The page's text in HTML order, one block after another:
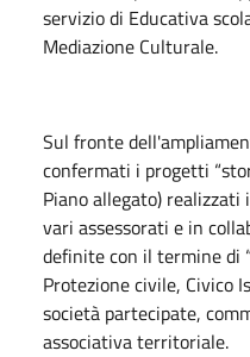
servizio di Educativa
Mediazione Culturale.
Sul fronte
confermati i progetti
Piano allegato)
vari assessorati e in
definite con il termine di
Protezione civile, Civico
società partecipate,
associativa territoriale.